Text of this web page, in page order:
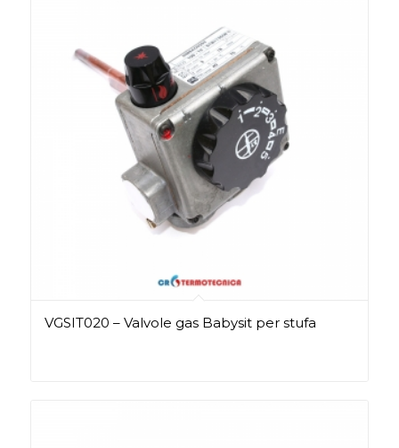
VGSIT020 – Valvole gas Babysit per stufa